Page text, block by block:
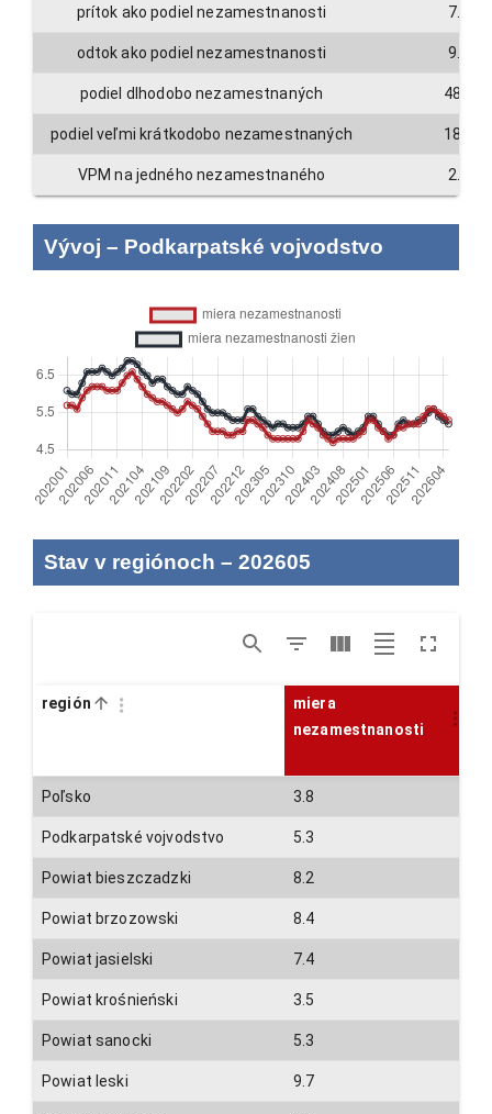
prítok ako podiel nezamestnanosti 7.2
odtok ako podiel nezamestnanosti 9.7
podiel dlhodobo nezamestnaných 48.5
podiel veľmi krátkodobo nezamestnaných 18.7
VPM na jedného nezamestnaného 2.4
Vývoj – Podkarpatské vojvodstvo
Stav v regiónoch – 202605
región
miera
nezamestnanosti
Poľsko 3.8
Podkarpatské vojvodstvo 5.3
Powiat bieszczadzki 8.2
Powiat brzozowski 8.4
Powiat jasielski 7.4
Powiat krośnieński 3.5
Powiat sanocki 5.3
Powiat leski 9.7